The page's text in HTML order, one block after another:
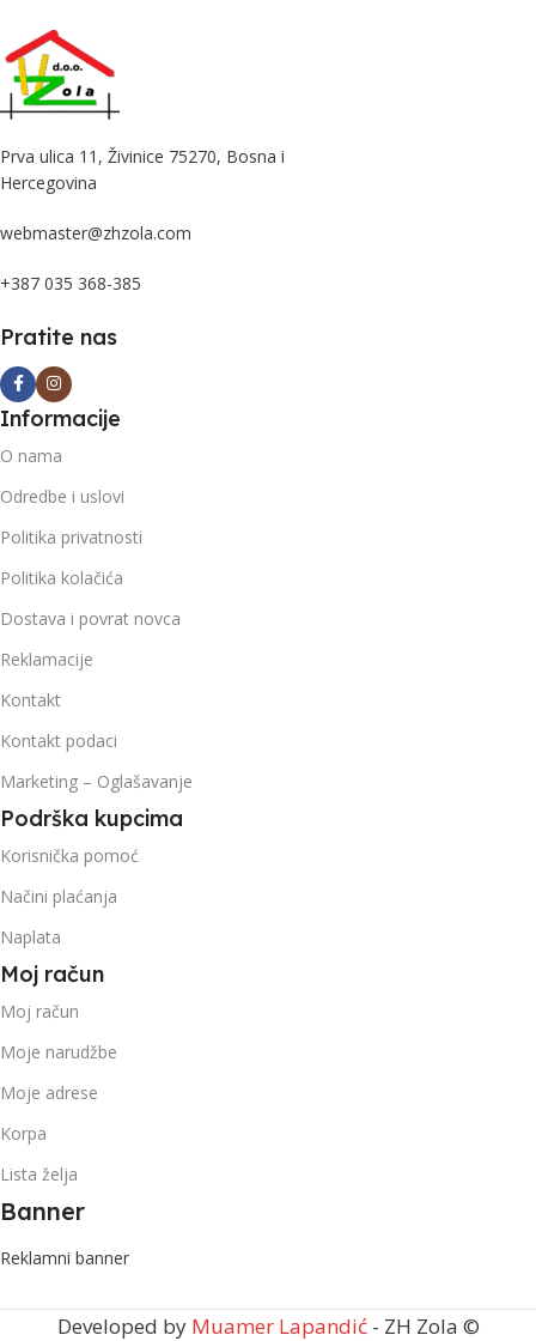
Prva ulica 11, Živinice 75270, Bosna i
Hercegovina
webmaster@zhzola.com
+387 035 368-385
Pratite nas
Informacije
O nama
Odredbe i uslovi
Politika privatnosti
Politika kolačića
Dostava i povrat novca
Reklamacije
Kontakt
Kontakt podaci
Marketing – Oglašavanje
Podrška kupcima
Korisnička pomoć
Načini plaćanja
Naplata
Moj račun
Moj račun
Moje narudžbe
Moje adrese
Korpa
Lista želja
Banner
Reklamni banner
Developed by Muamer Lapandić- ZH Zola ©